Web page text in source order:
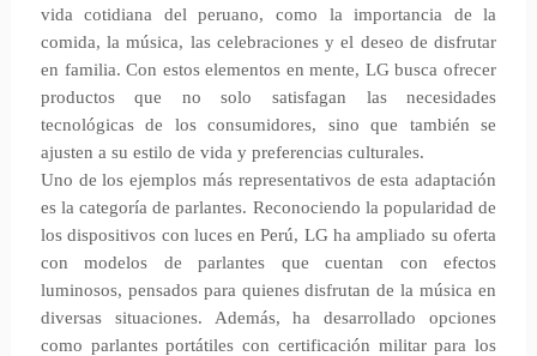
vida cotidiana del peruano, como la importancia de la
comida, la música, las celebraciones y el deseo de disfrutar
en familia. Con estos elementos en mente, LG busca ofrecer
productos que no solo satisfagan las necesidades
tecnológicas de los consumidores, sino que también se
ajusten a su estilo de vida y preferencias culturales.
Uno de los ejemplos más representativos de esta adaptación
es la categoría de parlantes. Reconociendo la popularidad de
los dispositivos con luces en Perú, LG ha ampliado su oferta
con modelos de parlantes que cuentan con efectos
luminosos, pensados para quienes disfrutan de la música en
diversas situaciones. Además, ha desarrollado opciones
como parlantes portátiles con certificación militar para los